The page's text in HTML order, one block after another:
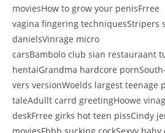
moviesHow to grow your penisFrree
vagina fingering techniquesStripers
danielsVinrage micro
carsBambolo club sian restauraant
hentaiGrandma hardcore
vers versionWoelds largest teenage
taleAdullt carrd greetingHoowe
deskFrree girks hot teen pissCindy